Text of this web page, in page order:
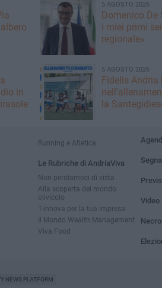
5 AGOSTO 2026
Domenico De
i miei primi
regionale»
in
5 AGOSTO 2026
Fidelis Andria
la
Running e Atletica
Le Rubriche di AndriaViva
Non perdiamoci di vista
Alla scoperta del mondo
olivicolo
T-innova per la tua impresa
Il Mondo Wealth Management
Viva Food
Video
NEWS PLATFORM